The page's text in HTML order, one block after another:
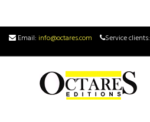
Email: info@octares.com Service clients: